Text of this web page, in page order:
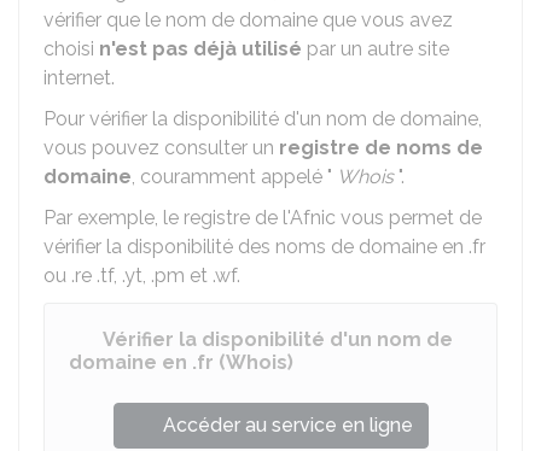
vérifier que le nom de domaine que vous avez
choisi n'est pas déjà utilisé par un autre site
internet.
Pour vérifier la disponibilité d'un nom de domaine,
vous pouvez consulter un registre de noms de
domaine, couramment appelé " Whois".
Par exemple, le registre de l'Afnic vous permet de
vérifier la disponibilité des noms de domaine en .fr
ou .re .tf, .yt, .pm et .wf.
Vérifier la disponibilité d'un nom de
domaine en .fr (Whois)
Accéder au service en ligne